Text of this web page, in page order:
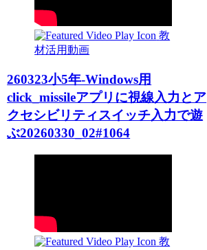
教
材活用動画
260323小5年-Windows用
click_missileアプリに視線入力とア
クセシビリティスイッチ入力で遊
ぶ20260330_02#1064
教